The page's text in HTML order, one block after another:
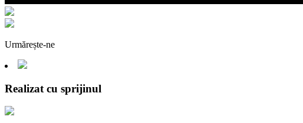
Urmărește-ne
Realizat cu sprijinul